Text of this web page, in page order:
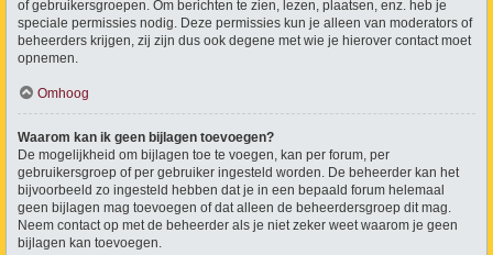
of gebruikersgroepen. Om berichten te zien, lezen, plaatsen, enz. heb je
speciale permissies nodig. Deze permissies kun je alleen van moderators of
beheerders krijgen, zij zijn dus ook degene met wie je hierover contact moet
opnemen.
Omhoog
Waarom kan ik geen bijlagen toevoegen?
De mogelijkheid om bijlagen toe te voegen, kan per forum, per
gebruikersgroep of per gebruiker ingesteld worden. De beheerder kan het
bijvoorbeeld zo ingesteld hebben dat je in een bepaald forum helemaal
geen bijlagen mag toevoegen of dat alleen de beheerdersgroep dit mag.
Neem contact op met de beheerder als je niet zeker weet waarom je geen
bijlagen kan toevoegen.